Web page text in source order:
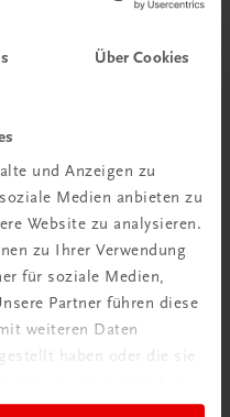
Über Cookies
und Anzeigen zu
Medien anbieten zu
Website zu analysieren.
zu Ihrer Verwendung
für soziale Medien,
Partner führen diese
weiteren Daten
haben oder die sie